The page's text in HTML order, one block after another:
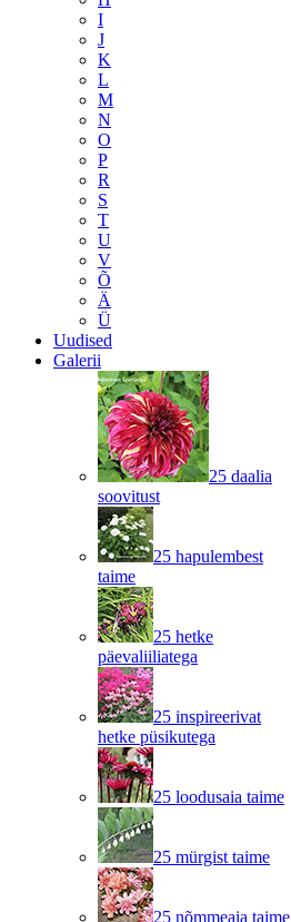
I
J
K
L
M
N
O
P
R
S
T
U
V
Õ
Ä
Ü
Uudised
Galerii
25 daalia
soovitust
25 hapulembest
taime
25 hetke
päevaliiliatega
25 inspireerivat
hetke püsikutega
25 loodusaia taime
25 mürgist taime
25 nõmmeaia taime